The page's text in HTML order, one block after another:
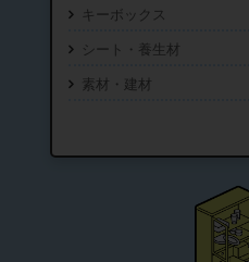
キーボックス
シート・養生材
素材・建材